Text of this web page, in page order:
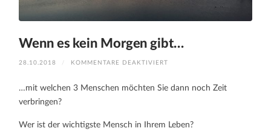
Wenn es kein Morgen gibt…
28.10.2018 / KOMMENTARE DEAKTIVIERT
KEIN
MORGEN
…mit welchen 3 Menschen möchten Sie dann noch Zeit
verbringen?
Wer ist der wichtigste Mensch in Ihrem Leben?